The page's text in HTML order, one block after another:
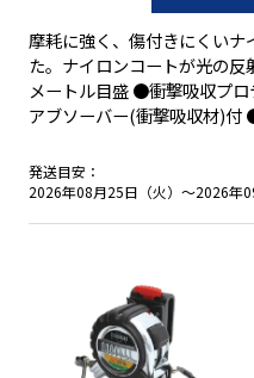
摩耗に強く、傷付きにくい
た。ナイロンコートが光の
メートル目盛 ●衝撃吸収プ
アブソーバー(衝撃吸収材)
補正移動爪付 ●しっかり握
●強力なネオジム磁石付の爪
な落下防止コード付 ●ホルダ
発送目安：
2026年08月25日（火）～2026年